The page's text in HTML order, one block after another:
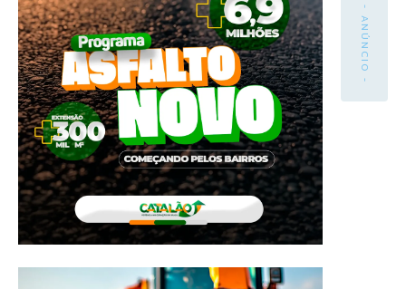
- ANÚNCIO -